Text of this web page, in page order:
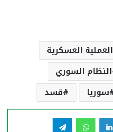
العملية العسكرية
النظام السوري
سوريا قسد
لينكدإن واتساب